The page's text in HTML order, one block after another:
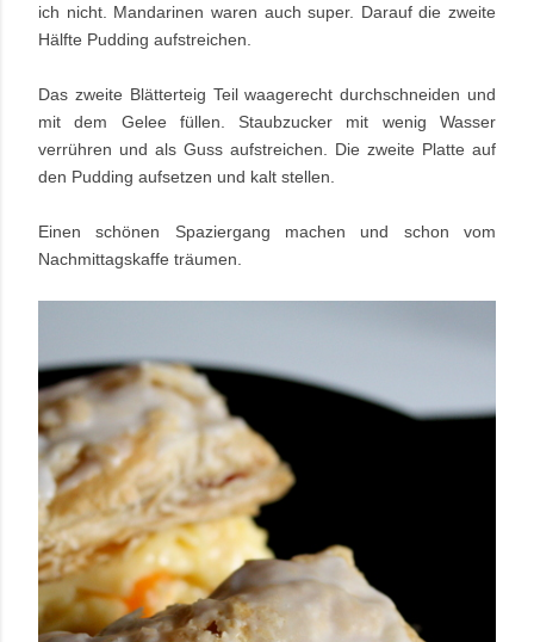
ich nicht. Mandarinen waren auch super. Darauf die zweite
Hälfte Pudding aufstreichen.
Das zweite Blätterteig Teil waagerecht durchschneiden und
mit dem Gelee füllen. Staubzucker mit wenig Wasser
verrühren und als Guss aufstreichen. Die zweite Platte auf
den Pudding aufsetzen und kalt stellen.
Einen schönen Spaziergang machen und schon vom
Nachmittagskaffe träumen.